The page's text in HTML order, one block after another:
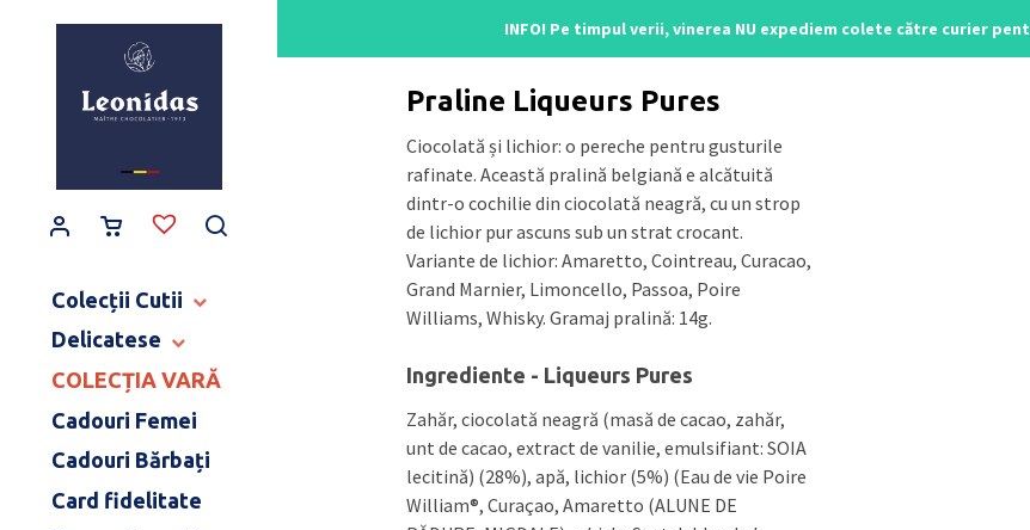
INFO! Pe timpul verii, vinerea NU expediem colete către curier
Main Navigation
Colecții Cutii
CUTII BALLOTINS
CUTII ART NOUVEAU
CUTII BIJOUX & LOVE
CUTII MOMENT CACAO
COLECȚIE CERAMICĂ
Delicatese
TABLETE ȘI BATOANE
DULCEAȚĂ ȘI SPECIALITĂȚI
CAFEA ȘI CEAI
COLECȚIA VARĂ
Cadouri Femei
Cadouri Bărbați
Card fidelitate
Praline Liqueurs Pures
Ciocolată și lichior: o pereche pentru gusturile
rafinate. Această pralină belgiană e alcătuită
dintr-o cochilie din ciocolată neagră, cu un strop
de lichior pur ascuns sub un strat crocant.
Variante de lichior: Amaretto, Cointreau, Curacao,
Grand Marnier, Limoncello, Passoa, Poire
Williams, Whisky. Gramaj pralină: 14g.
Ingrediente - Liqueurs Pures
Zahăr, ciocolată neagră (masă de cacao, zahăr,
unt de cacao, extract de vanilie, emulsifiant: SOIA
lecitină) (28%), apă, lichior (5%) (Eau de vie Poire
William®, Curaçao, Amaretto (ALUNE DE